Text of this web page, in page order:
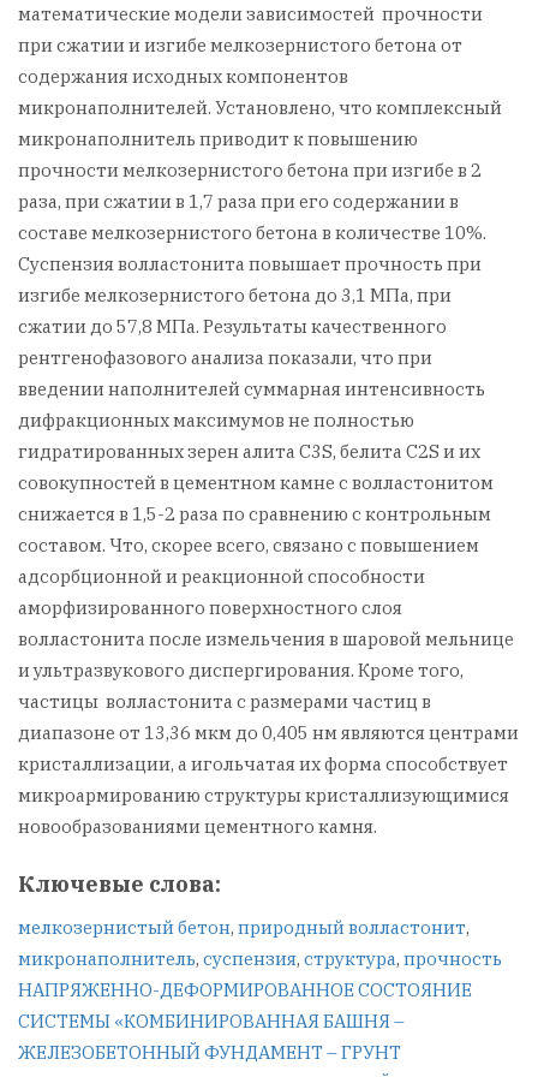
математические модели зависимостей прочности
при сжатии и изгибе мелкозернистого бетона от
содержания исходных компонентов
микронаполнителей. Установлено, что комплексный
микронаполнитель приводит к повышению
прочности мелкозернистого бетона при изгибе в 2
раза, при сжатии в 1,7 раза при его содержании в
составе мелкозернистого бетона в количестве 10%.
Суспензия волластонита повышает прочность при
изгибе мелкозернистого бетона до 3,1 МПа, при
сжатии до 57,8 МПа. Результаты качественного
рентгенофазового анализа показали, что при
введении наполнителей суммарная интенсивность
дифракционных максимумов не полностью
гидратированных зерен алита C3S, белита C2S и их
совокупностей в цементном камне с волластонитом
снижается в 1,5-2 раза по сравнению с контрольным
составом. Что, скорее всего, связано с повышением
адсорбционной и реакционной способности
аморфизированного поверхностного слоя
волластонита после измельчения в шаровой мельнице
и ультразвукового диспергирования. Кроме того,
частицы волластонита с размерами частиц в
диапазоне от 13,36 мкм до 0,405 нм являются центрами
кристаллизации, а игольчатая их форма способствует
микроармированию структуры кристаллизующимися
новообразованиями цементного камня.
Ключевые слова:
мелкозернистый бетон, природный волластонит,
микронаполнитель, суспензия, структура, прочность
Навигация
по
НАПРЯЖЕННО-ДЕФОРМИРОВАННОЕ СОСТОЯНИЕ
СИСТЕМЫ «КОМБИНИРОВАННАЯ БАШНЯ –
ЖЕЛЕЗОБЕТОННЫЙ ФУНДАМЕНТ – ГРУНТ